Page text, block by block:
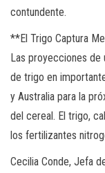
contundente.
**El Trigo Captura
Las proyecciones de
de trigo en
y Australia para la
del cereal. El trigo,
los fertilizantes
Cecilia Conde, Jefa